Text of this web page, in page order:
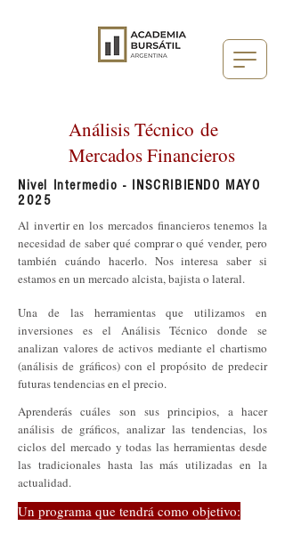
AnálisisTécnico de
Mercados Financieros
Nivel Intermedio - INSCRIBIENDO MAYO
2025
Al invertir en los mercados financieros tenemos la
necesidad de saber qué comprar o qué vender, pero
también cuándo hacerlo. Nos interesa saber si
estamos en un mercado alcista, bajista o lateral.
Una de las herramientas que utilizamos en
inversiones es el Análisis Técnico donde se
analizan valores de activos mediante el chartismo
(análisis de gráficos) con el propósito de predecir
futuras tendencias en el precio.
Aprenderás cuáles son sus principios, a hacer
análisis de gráficos, analizar las tendencias, los
ciclos del mercado y todas las herramientas desde
las tradicionales hasta las más utilizadas en la
actualidad.
Un programa que tendrá como objetivo: